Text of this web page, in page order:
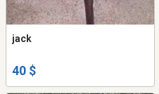
jack
40 $